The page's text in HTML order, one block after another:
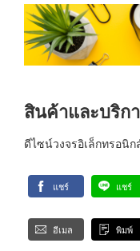
สินค้าและบริก
ดีไซน์วงจรอิเล็กทรอนิ
แชร์ แชร์
อีเมล พิมพ์